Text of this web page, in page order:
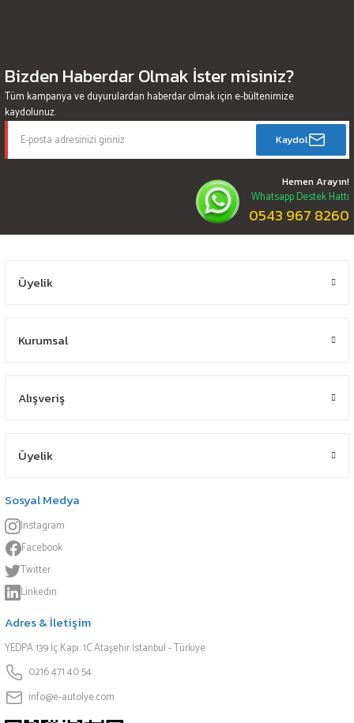
Bizden Haberdar Olmak İster misiniz?
Tüm kampanya ve duyurulardan haberdar olmak için e-bültenimize
kaydolunuz.
Kaydol
Hemen Arayın!
Whatsapp Destek Hattı
0543 967 8260
Üyelik
Kurumsal
Alışveriş
Üyelik
Sosyal Medya
Instagram
Facebook
Twitter
Linkedin
Adres & İletişim
YEDPA 139 İç Kapı: 1C Ataşehir İstanbul - Türkiye
0216 471 40 54
info@e-autolye.com